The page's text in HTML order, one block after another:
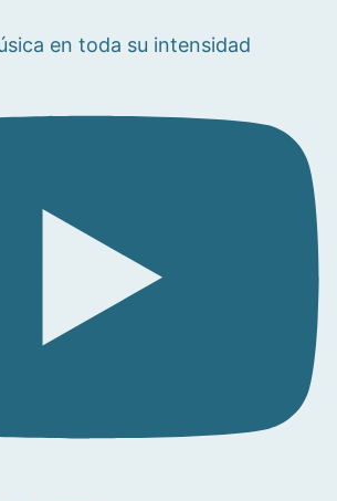
en toda su intensidad